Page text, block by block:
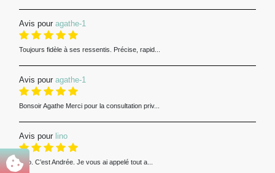
Avis pour agathe-1
Toujours fidèle à ses ressentis. Précise, rapid...
Avis pour agathe-1
Bonsoir Agathe Merci pour la consultation priv...
Avis pour lino
Lino. C’est Andrée. Je vous ai appelé tout a...